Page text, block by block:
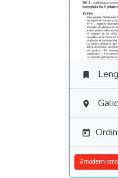



#